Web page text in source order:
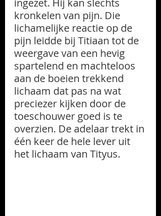
ingezet. Hij kan slechts
kronkelen van pijn. Die
lichamelijke reactie op de
pijn leidde bij Titiaan tot de
weergave van een hevig
spartelend en machteloos
aan de boeien trekkend
lichaam dat pas na wat
preciezer kijken door de
toeschouwer goed is te
overzien. De adelaar trekt in
één keer de hele lever uit
het lichaam van Tityus.